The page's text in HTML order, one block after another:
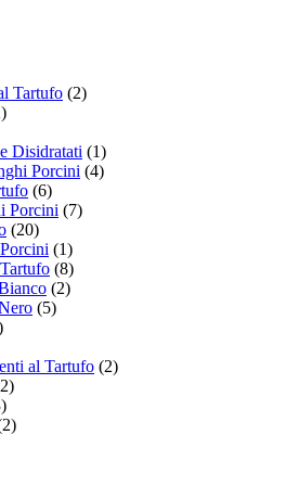
Tartufo (2)
Disidratati (1)
Porcini (4)
(6)
Porcini (7)
(20)
(1)
(8)
(2)
(5)
al Tartufo (2)